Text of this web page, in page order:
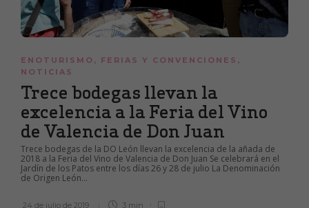
ENOTURISMO , FERIAS Y CONVENCIONES ,
NOTICIAS
Trece bodegas llevan la
excelencia a la Feria del Vino
de Valencia de Don Juan
Trece bodegas de la DO León llevan la excelencia de la añada de
2018 a la Feria del Vino de Valencia de Don Juan Se celebrará en el
Jardín de los Patos entre los días 26 y 28 de julio La Denominación
de Origen León...
24 de julio de 2019 3 min